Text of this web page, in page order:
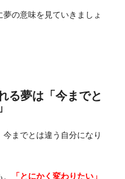
の意味を見ていきましょ
る夢は「今までと
までとは違う自分になり
「とにかく変わりたい」